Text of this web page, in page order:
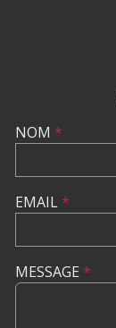
NOM *
EMAIL*
MESSAGE *